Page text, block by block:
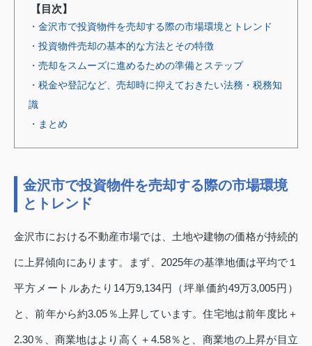
【目次】
・金沢市で投資物件を売却する際の市場環境とトレンド
・投資物件売却の基本的な方法とその特徴
・売却をスムーズに進めるための準備とステップ
・税金や登記など、売却時に抑えておきたい法務・税務知
識
・まとめ
金沢市で投資物件を売却する際の市場環境
とトレンド
金沢市における不動産市場では、土地や建物の価格が持続的
に上昇傾向にあります。まず、2025年の基準地価は平均で１
平方メートルあたり14万9,134円（坪単価約49万3,005円）
と、前年から約3.05％上昇しています。住宅地は前年度比＋
2.30％、商業地はより高く＋4.58％と、商業地の上昇が目立